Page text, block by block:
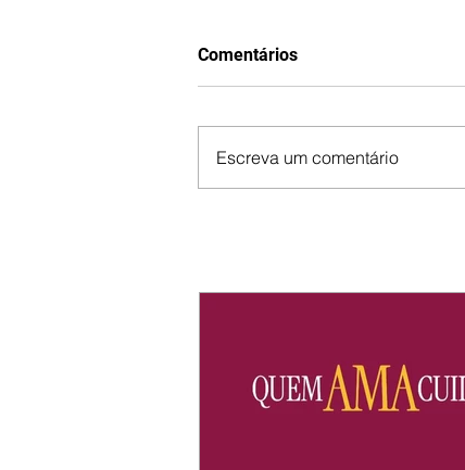
Comentários
Escreva um comentário